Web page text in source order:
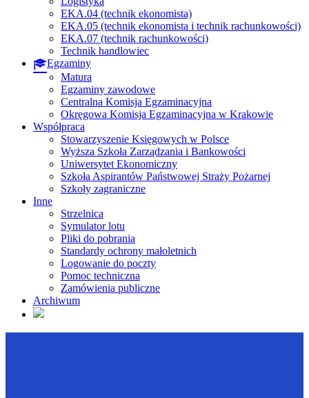
EKA.04 (technik ekonomista)
EKA.05 (technik ekonomista i technik rachunkowości)
EKA.07 (technik rachunkowości)
Technik handlowiec
Egzaminy
Matura
Egzaminy zawodowe
Centralna Komisja Egzaminacyjna
Okręgowa Komisja Egzaminacyjna w Krakowie
Współpraca
Stowarzyszenie Księgowych w Polsce
Wyższa Szkoła Zarządzania i Bankowości
Uniwersytet Ekonomiczny
Szkoła Aspirantów Państwowej Straży Pożarnej
Szkoły zagraniczne
Inne
Strzelnica
Symulator lotu
Pliki do pobrania
Standardy ochrony małoletnich
Logowanie do poczty
Pomoc techniczna
Zamówienia publiczne
Archiwum